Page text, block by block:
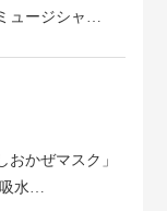
ュージシャ…
かぜマスク」
吸水…